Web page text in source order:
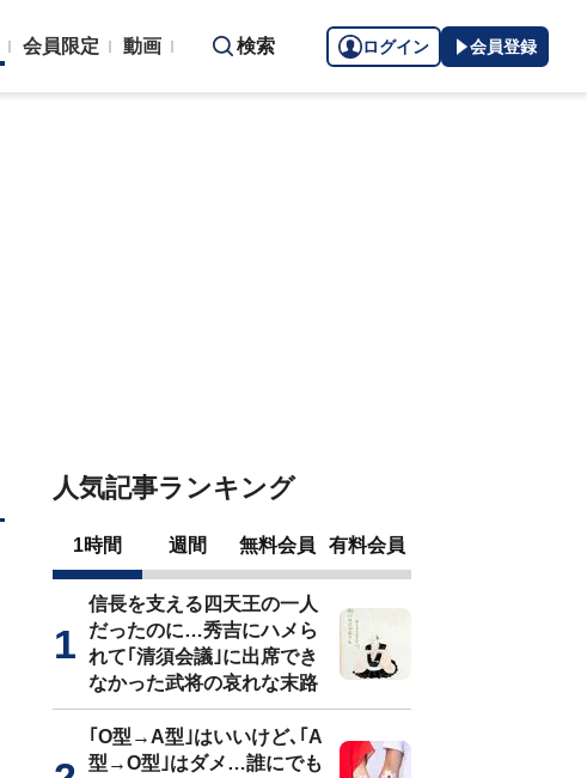
会員限定 動画 検索 ログイン 会員登録
人気記事ランキング
1時間 週間 無料会員 有料会員
信長を支える四天王の一人
だったのに…秀吉にハメら
れて｢清須会議｣に出席でき
なかった武将の哀れな末路
｢O型→A型｣はいいけど､｢A
型→O型｣はダメ…誰にでも